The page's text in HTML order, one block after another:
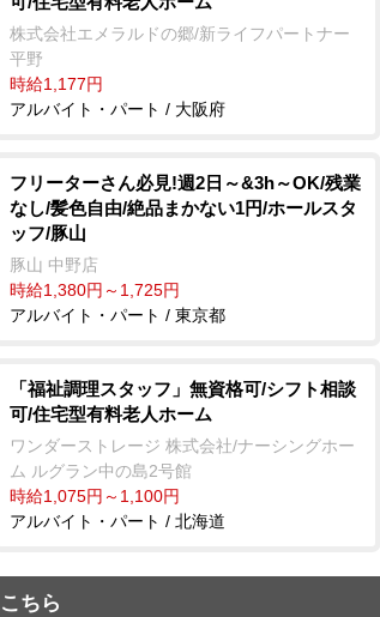
株式会社エメラルドの郷/新ライフパートナー
平野
時給1,177円
アルバイト・パート / 大阪府
フリーターさん必見!週2日～&3h～OK/残業
なし/髪色自由/絶品まかない1円/ホールスタ
ッフ/豚山
豚山 中野店
時給1,380円～1,725円
アルバイト・パート / 東京都
「福祉調理スタッフ」無資格可/シフト相談
可/住宅型有料老人ホーム
ワンダーストレージ 株式会社/ナーシングホー
ム ルグラン中の島2号館
時給1,075円～1,100円
アルバイト・パート / 北海道
ちら